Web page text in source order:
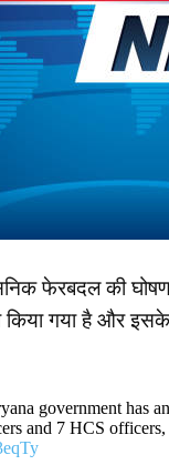
फेरबदल की
किया गया है और
government has
and 7 HCS